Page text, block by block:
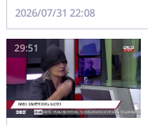
2026/07/31 22:08
29:51